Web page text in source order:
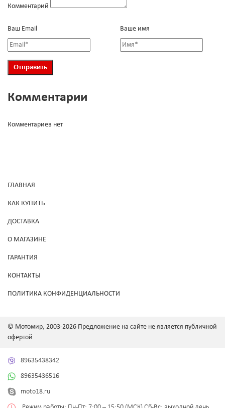
Комментарий
Ваш Email Ваше имя
Комментарии
Комментариев нет
ГЛАВНАЯ
КАК КУПИТЬ
ДОСТАВКА
О МАГАЗИНЕ
ГАРАНТИЯ
КОНТАКТЫ
ПОЛИТИКА КОНФИДЕНЦИАЛЬНОСТИ
© Мотомир, 2003-2026 Предложение на сайте не является публичной
офертой
89635438342
89635436516
moto18.ru